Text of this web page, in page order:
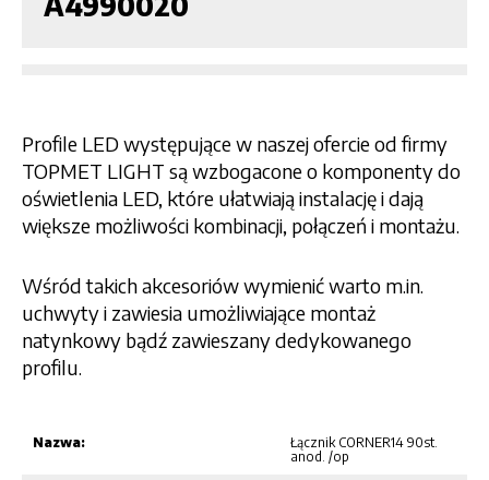
Profile LED występujące w naszej ofercie od firmy
TOPMET LIGHT są wzbogacone o komponenty do
oświetlenia LED, które ułatwiają instalację i dają
większe możliwości kombinacji, połączeń i montażu.
Wśród takich akcesoriów wymienić warto m.in.
uchwyty i zawiesia umożliwiające montaż
natynkowy bądź zawieszany dedykowanego
profilu.
Nazwa:
Łącznik CORNER14 90st.
anod. /op